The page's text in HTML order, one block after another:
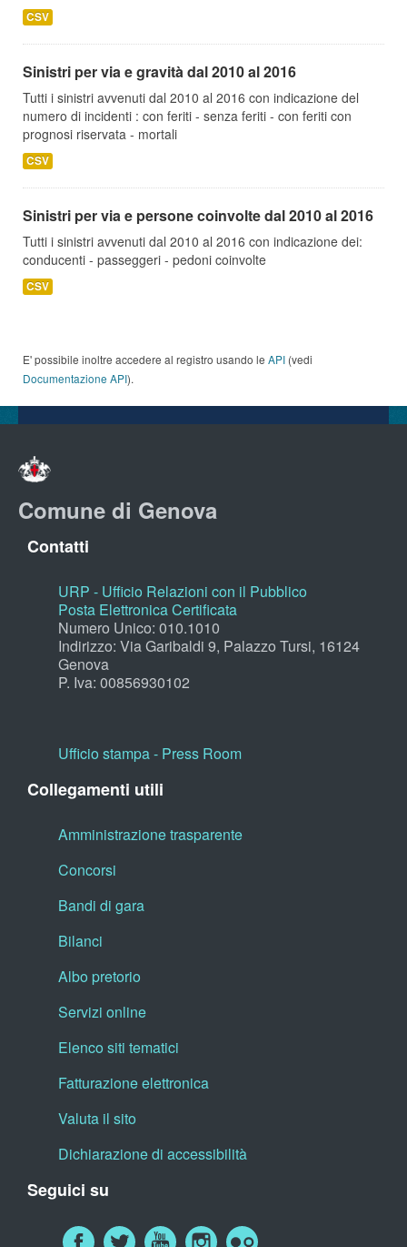
CSV
Sinistri per via e gravità dal 2010 al 2016
Tutti i sinistri avvenuti dal 2010 al 2016 con indicazione del
numero di incidenti : con feriti - senza feriti - con feriti con
prognosi riservata - mortali
CSV
Sinistri per via e persone coinvolte dal 2010 al 2016
Tutti i sinistri avvenuti dal 2010 al 2016 con indicazione dei:
conducenti - passeggeri - pedoni coinvolte
CSV
E' possibile inoltre accedere al registro usando le API (vedi
Documentazione API).
Comune di Genova
Contatti
URP - Ufficio Relazioni con il Pubblico
Posta Elettronica Certificata
Numero Unico: 010.1010
Indirizzo: Via Garibaldi 9, Palazzo Tursi, 16124
Genova
P. Iva: 00856930102
Ufficio stampa - Press Room
Collegamenti utili
Amministrazione trasparente
Concorsi
Bandi di gara
Bilanci
Albo pretorio
Servizi online
Elenco siti tematici
Fatturazione elettronica
Valuta il sito
Dichiarazione di accessibilità
Seguici su